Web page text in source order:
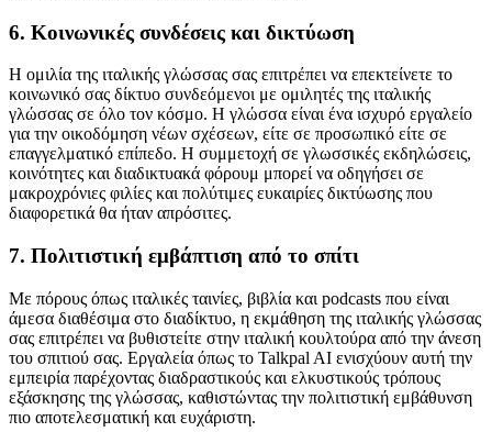
6. Κοινωνικές συνδέσεις και δικτύωση
Η ομιλία της ιταλικής γλώσσας σας επιτρέπει να επεκτείνετε το
κοινωνικό σας δίκτυο συνδεόμενοι με ομιλητές της ιταλικής
γλώσσας σε όλο τον κόσμο. Η γλώσσα είναι ένα ισχυρό εργαλείο
για την οικοδόμηση νέων σχέσεων, είτε σε προσωπικό είτε σε
επαγγελματικό επίπεδο. Η συμμετοχή σε γλωσσικές εκδηλώσεις,
κοινότητες και διαδικτυακά φόρουμ μπορεί να οδηγήσει σε
μακροχρόνιες φιλίες και πολύτιμες ευκαιρίες δικτύωσης που
διαφορετικά θα ήταν απρόσιτες.
7. Πολιτιστική εμβάπτιση από το σπίτι
Με πόρους όπως ιταλικές ταινίες, βιβλία και podcasts που είναι
άμεσα διαθέσιμα στο διαδίκτυο, η εκμάθηση της ιταλικής γλώσσας
σας επιτρέπει να βυθιστείτε στην ιταλική κουλτούρα από την άνεση
του σπιτιού σας. Εργαλεία όπως το Talkpal AI ενισχύουν αυτή την
εμπειρία παρέχοντας διαδραστικούς και ελκυστικούς τρόπους
εξάσκησης της γλώσσας, καθιστώντας την πολιτιστική εμβάθυνση
πιο αποτελεσματική και ευχάριστη.